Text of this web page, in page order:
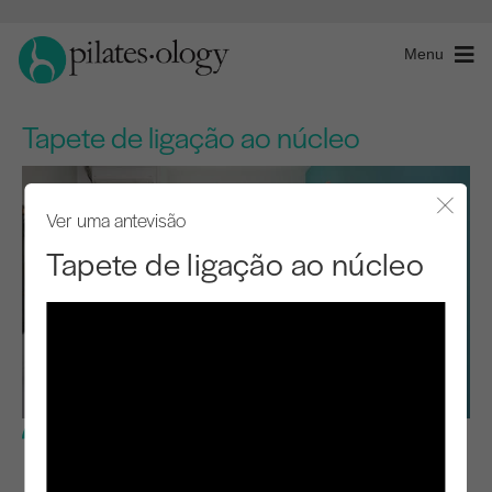
Menu
Tapete de ligação ao núcleo
Ver uma antevisão
Tapete de ligação ao núcleo